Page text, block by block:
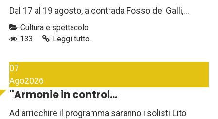
Dal 17 al 19 agosto, a contrada Fosso dei Galli,...
Cultura e spettacolo
133
Leggi tutto...
07
Ago2026
''Armonie in control...
Ad arricchire il programma saranno i solisti Lito